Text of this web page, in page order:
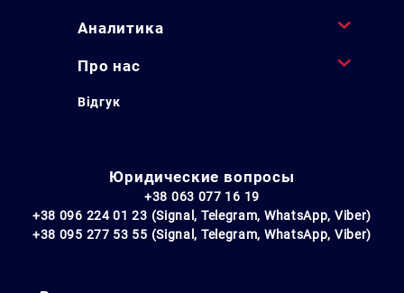
Аналитика
Про нас
Відгук
Юридические вопросы
+38 063 077 16 19
+38 096 224 01 23 (Signal, Telegram, WhatsApp, Viber)
+38 095 277 53 55 (Signal, Telegram, WhatsApp, Viber)